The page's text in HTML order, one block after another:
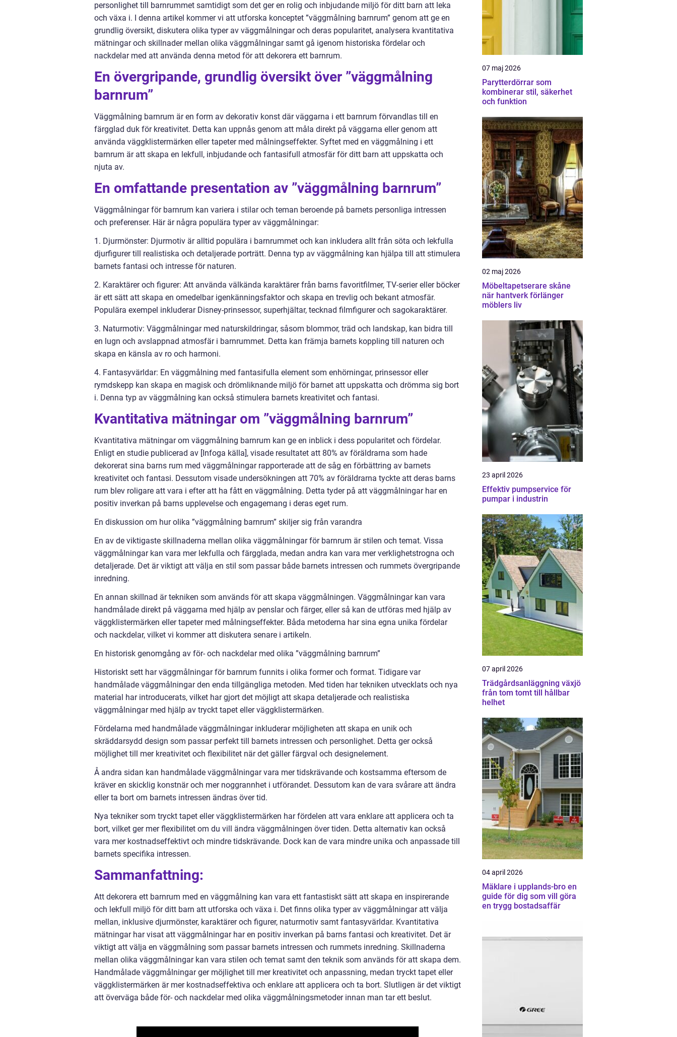
personlighet till barnrummet samtidigt som det ger en rolig och inbjudande miljö för ditt barn att leka
och växa i. I denna artikel kommer vi att utforska konceptet ”väggmålning barnrum” genom att ge en
grundlig översikt, diskutera olika typer av väggmålningar och deras popularitet, analysera kvantitativa
mätningar och skillnader mellan olika väggmålningar samt gå igenom historiska fördelar och
nackdelar med att använda denna metod för att dekorera ett barnrum.
En övergripande, grundlig översikt över ”väggmålning
barnrum”
Väggmålning barnrum är en form av dekorativ konst där väggarna i ett barnrum förvandlas till en
färgglad duk för kreativitet. Detta kan uppnås genom att måla direkt på väggarna eller genom att
använda väggklistermärken eller tapeter med målningseffekter. Syftet med en väggmålning i ett
barnrum är att skapa en lekfull, inbjudande och fantasifull atmosfär för ditt barn att uppskatta och
njuta av.
En omfattande presentation av ”väggmålning barnrum”
Väggmålningar för barnrum kan variera i stilar och teman beroende på barnets personliga intressen
och preferenser. Här är några populära typer av väggmålningar:
1. Djurmönster: Djurmotiv är alltid populära i barnrummet och kan inkludera allt från söta och lekfulla
djurfigurer till realistiska och detaljerade porträtt. Denna typ av väggmålning kan hjälpa till att stimulera
barnets fantasi och intresse för naturen.
2. Karaktärer och figurer: Att använda välkända karaktärer från barns favoritfilmer, TV-serier eller böcker
är ett sätt att skapa en omedelbar igenkänningsfaktor och skapa en trevlig och bekant atmosfär.
Populära exempel inkluderar Disney-prinsessor, superhjältar, tecknad filmfigurer och sagokaraktärer.
3. Naturmotiv: Väggmålningar med naturskildringar, såsom blommor, träd och landskap, kan bidra till
en lugn och avslappnad atmosfär i barnrummet. Detta kan främja barnets koppling till naturen och
skapa en känsla av ro och harmoni.
4. Fantasyvärldar: En väggmålning med fantasifulla element som enhörningar, prinsessor eller
rymdskepp kan skapa en magisk och drömliknande miljö för barnet att uppskatta och drömma sig bort
i. Denna typ av väggmålning kan också stimulera barnets kreativitet och fantasi.
Kvantitativa mätningar om ”väggmålning barnrum”
Kvantitativa mätningar om väggmålning barnrum kan ge en inblick i dess popularitet och fördelar.
Enligt en studie publicerad av [Infoga källa], visade resultatet att 80% av föräldrarna som hade
dekorerat sina barns rum med väggmålningar rapporterade att de såg en förbättring av barnets
kreativitet och fantasi. Dessutom visade undersökningen att 70% av föräldrarna tyckte att deras barns
rum blev roligare att vara i efter att ha fått en väggmålning. Detta tyder på att väggmålningar har en
positiv inverkan på barns upplevelse och engagemang i deras eget rum.
En diskussion om hur olika ”väggmålning barnrum” skiljer sig från varandra
En av de viktigaste skillnaderna mellan olika väggmålningar för barnrum är stilen och temat. Vissa
väggmålningar kan vara mer lekfulla och färgglada, medan andra kan vara mer verklighetstrogna och
detaljerade. Det är viktigt att välja en stil som passar både barnets intressen och rummets övergripande
inredning.
En annan skillnad är tekniken som används för att skapa väggmålningen. Väggmålningar kan vara
handmålade direkt på väggarna med hjälp av penslar och färger, eller så kan de utföras med hjälp av
väggklistermärken eller tapeter med målningseffekter. Båda metoderna har sina egna unika fördelar
och nackdelar, vilket vi kommer att diskutera senare i artikeln.
En historisk genomgång av för- och nackdelar med olika ”väggmålning barnrum”
Historiskt sett har väggmålningar för barnrum funnits i olika former och format. Tidigare var
handmålade väggmålningar den enda tillgängliga metoden. Med tiden har tekniken utvecklats och nya
material har introducerats, vilket har gjort det möjligt att skapa detaljerade och realistiska
väggmålningar med hjälp av tryckt tapet eller väggklistermärken.
Fördelarna med handmålade väggmålningar inkluderar möjligheten att skapa en unik och
skräddarsydd design som passar perfekt till barnets intressen och personlighet. Detta ger också
möjlighet till mer kreativitet och flexibilitet när det gäller färgval och designelement.
Å andra sidan kan handmålade väggmålningar vara mer tidskrävande och kostsamma eftersom de
kräver en skicklig konstnär och mer noggrannhet i utförandet. Dessutom kan de vara svårare att ändra
eller ta bort om barnets intressen ändras över tid.
Nya tekniker som tryckt tapet eller väggklistermärken har fördelen att vara enklare att applicera och ta
bort, vilket ger mer flexibilitet om du vill ändra väggmålningen över tiden. Detta alternativ kan också
vara mer kostnadseffektivt och mindre tidskrävande. Dock kan de vara mindre unika och anpassade till
barnets specifika intressen.
Sammanfattning:
Att dekorera ett barnrum med en väggmålning kan vara ett fantastiskt sätt att skapa en inspirerande
och lekfull miljö för ditt barn att utforska och växa i. Det finns olika typer av väggmålningar att välja
mellan, inklusive djurmönster, karaktärer och figurer, naturmotiv samt fantasyvärldar. Kvantitativa
mätningar har visat att väggmålningar har en positiv inverkan på barns fantasi och kreativitet. Det är
viktigt att välja en väggmålning som passar barnets intressen och rummets inredning. Skillnaderna
mellan olika väggmålningar kan vara stilen och temat samt den teknik som används för att skapa dem.
Handmålade väggmålningar ger möjlighet till mer kreativitet och anpassning, medan tryckt tapet eller
väggklistermärken är mer kostnadseffektiva och enklare att applicera och ta bort. Slutligen är det viktigt
att överväga både för- och nackdelar med olika väggmålningsmetoder innan man tar ett beslut.
07 maj 2026
Parytterdörrar som
kombinerar stil, säkerhet
och funktion
02 maj 2026
Möbeltapetserare skåne
när hantverk förlänger
möblers liv
23 april 2026
Effektiv pumpservice för
pumpar i industrin
07 april 2026
Trädgårdsanläggning växjö
från tom tomt till hållbar
helhet
04 april 2026
Mäklare i upplands-bro en
guide för dig som vill göra
en trygg bostadsaffär